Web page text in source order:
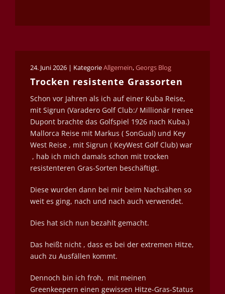
24. Juni 2026 | KategorieAllgemein,Georgs Blog
Trocken resistente Grassorten
Schon vor Jahren als ich auf einer Kuba Reise,
mit Sigrun (Varadero Golf Club:/ Millionär Irenee
Dupont brachte das Golfspiel 1926 nach Kuba.)
Mallorca Reise mit Markus ( SonGual) und Key
West Reise , mit Sigrun ( KeyWest Golf Club) war
, hab ich mich damals schon mit trocken
resistenteren Gras-Sorten beschäftigt.
Diese wurden dann bei mir beim Nachsähen so
weit es ging, nach und nach auch verwendet.
Dies hat sich nun bezahlt gemacht.
Das heißt nicht , dass es bei der extremen Hitze,
auch zu Ausfällen kommt.
Dennoch bin ich froh, mit meinen
Greenkeepern einen gewissen Hitze-Gras-Status